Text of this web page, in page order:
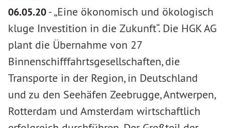
06.05.20-„Eine ökonomisch und ökologisch
kluge Investition in die Zukunft“. Die HGK AG
plant die Übernahme von 27
Binnenschifffahrtsgesellschaften, die
Transporte in der Region, in Deutschland
und zu den Seehäfen Zeebrugge, Antwerpen,
Rotterdam und Amsterdam wirtschaftlich